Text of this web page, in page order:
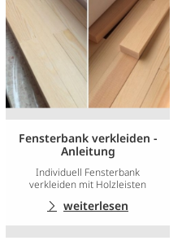
Fensterbank verkleiden -
Anleitung
Individuell Fensterbank
verkleiden mit Holzleisten
weiterlesen